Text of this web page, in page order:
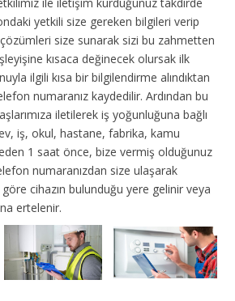
yetkili size gereken bilgileri verip
size sunarak sizi bu zahmetten
kısaca değinecek olursak ilk
ilgili kısa bir bilgilendirme alındıktan
numaranız kaydedilir. Ardından bu
iletilerek iş yoğunluğuna bağlı
iş, okul, hastane, fabrika, kamu
1 saat önce, bize vermiş olduğunuz
numaranızdan size ulaşarak
cihazın bulunduğu yere gelinir veya
ertelenir.